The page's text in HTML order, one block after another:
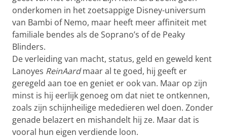
onderkomen in het zoetsappige Disney-universum
van Bambi of Nemo, maar heeft meer affiniteit met
familiale bendes als de Soprano’s of de Peaky
Blinders.
De verleiding van macht, status, geld en geweld kent
Lanoyes ReinAardmaar al te goed, hij geeft er
geregeld aan toe en geniet er ook van. Maar op zijn
minst is hij eerlijk genoeg om dat niet te ontkennen,
zoals zijn schijnheilige mededieren wel doen. Zonder
genade belazert en mishandelt hij ze. Maar dat is
vooral hun eigen verdiende loon.